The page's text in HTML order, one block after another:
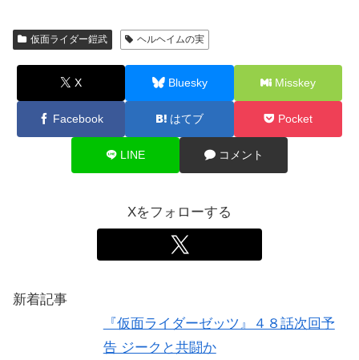
仮面ライダー鎧武 ヘルヘイムの実
X Bluesky Misskey
Facebook はてブ Pocket
LINE コメント
Xをフォローする
新着記事
『仮面ライダーゼッツ』４８話次回予
告 ジークと共闘か